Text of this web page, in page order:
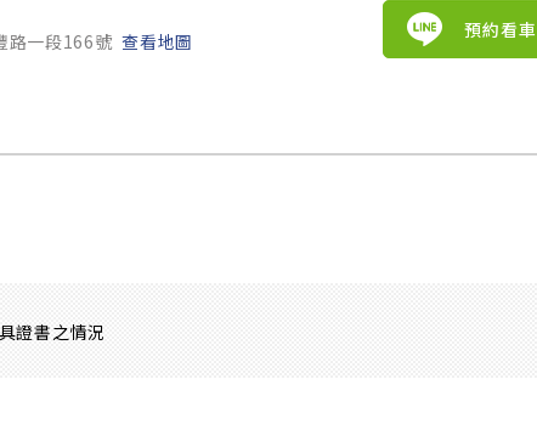
路一段166號 查看地圖
預約看車
證書之情況